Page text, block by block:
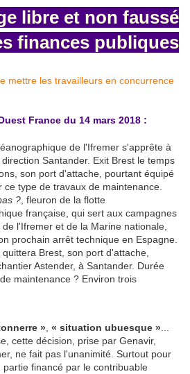
libre et non faussé
finances publiques
France du 14 mars 2018 :
de l'Ifremer s'apprête à
Santander. Exit Brest le temps
son port d'attache, pourtant équipé
ce type de travaux de maintenance.
? , fleuron de la flotte
française, qui sert aux campagnes
l'Ifremer et de la Marine nationale,
prochain arrêt technique en Espagne.
quittera Brest, son port d'attache,
Astender, à Santander. Durée
maintenance ? Environ trois
» « situation ubuesque »
cette décision, prise par Genavir,
ne fait pas l'unanimité. Surtout pour
partie financé par le contribuable